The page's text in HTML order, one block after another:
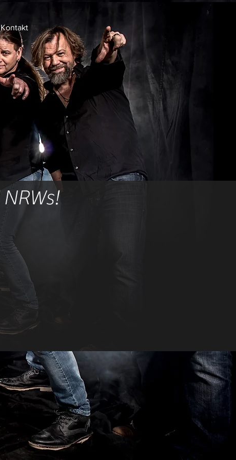
Kontakt